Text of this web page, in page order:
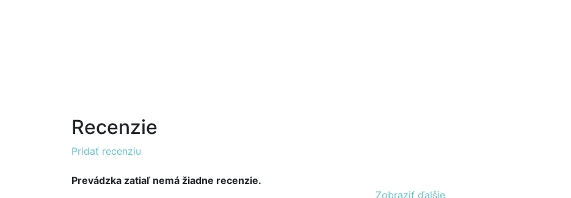
Recenzie
Pridať recenziu
Prevádzka zatiaľ nemá žiadne recenzie.
Zobraziť ďalšie